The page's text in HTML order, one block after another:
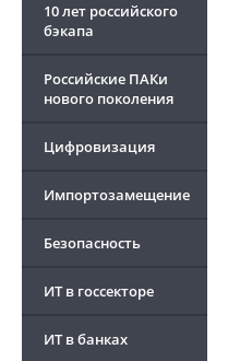
10 лет российского
бэкапа
Российские ПАКи
нового поколения
Цифровизация
Импортозамещение
Безопасность
ИТ в госсекторе
ИТ в банках